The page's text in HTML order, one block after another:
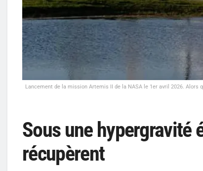
Lancement de la mission Artemis II de la NASA le 1er avril 2026.
Sous une hypergravité
récupèrent